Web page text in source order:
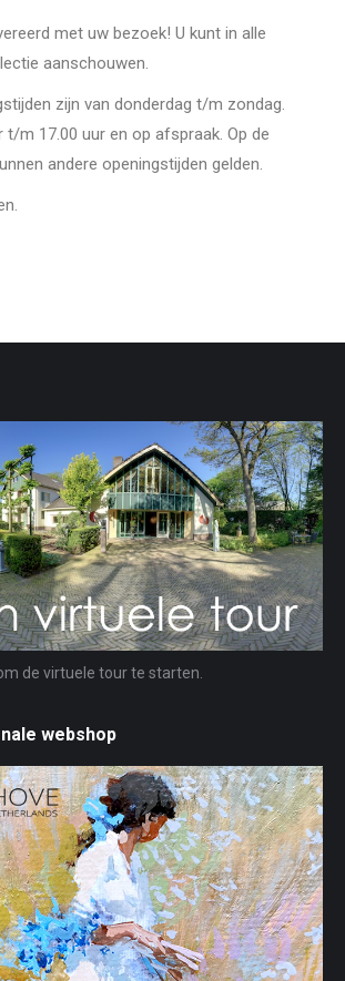
met uw bezoek! U kunt in alle
aanschouwen.
zijn van donderdag t/m zondag.
t/m 17.00 uur en op afspraak. Op de
andere openingstijden gelden.
de virtuele tour te starten.
webshop